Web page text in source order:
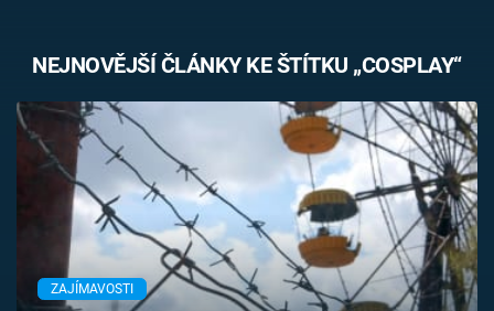
Témata
Témata
Pořady
TV Program
NEJNOVĚJŠÍ ČLÁNKY KE ŠTÍTKU „COSPLAY“
ZAJÍMAVOSTI